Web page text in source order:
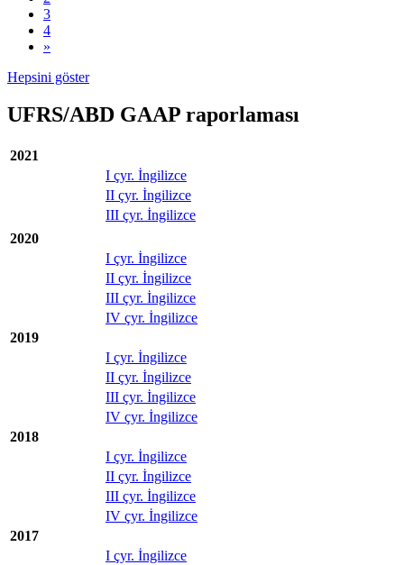
3
4
»
Hepsini göster
UFRS/ABD GAAP raporlaması
2021
I çyr. İngilizce
II çyr. İngilizce
III çyr. İngilizce
2020
I çyr. İngilizce
II çyr. İngilizce
III çyr. İngilizce
IV çyr. İngilizce
2019
I çyr. İngilizce
II çyr. İngilizce
III çyr. İngilizce
IV çyr. İngilizce
2018
I çyr. İngilizce
II çyr. İngilizce
III çyr. İngilizce
IV çyr. İngilizce
2017
I çyr. İngilizce